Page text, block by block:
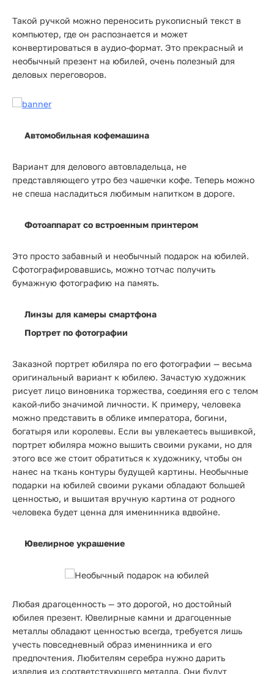
Такой ручкой можно переносить рукописный текст в
компьютер, где он распознается и может
конвертироваться в аудио-формат. Это прекрасный и
необычный презент на юбилей, очень полезный для
деловых переговоров.
Автомобильная кофемашина
Вариант для делового автовладельца, не
представляющего утро без чашечки кофе. Теперь можно
не спеша насладиться любимым напитком в дороге.
Фотоаппарат со встроенным принтером
Это просто забавный и необычный подарок на юбилей.
Сфотографировавшись, можно тотчас получить
бумажную фотографию на память.
Линзы для камеры смартфона
Портрет по фотографии
Заказной портрет юбиляра по его фотографии — весьма
оригинальный вариант к юбилею. Зачастую художник
рисует лицо виновника торжества, соединяя его с телом
какой-либо значимой личности. К примеру, человека
можно представить в облике императора, богини,
богатыря или королевы. Если вы увлекаетесь вышивкой,
портрет юбиляра можно вышить своими руками, но для
этого все же стоит обратиться к художнику, чтобы он
нанес на ткань контуры будущей картины. Необычные
подарки на юбилей своими руками обладают большей
ценностью, и вышитая вручную картина от родного
человека будет ценна для именинника вдвойне.
Ювелирное украшение
Любая драгоценность — это дорогой, но достойный
юбилея презент. Ювелирные камни и драгоценные
металлы обладают ценностью всегда, требуется лишь
учесть повседневный образ именинника и его
предпочтения. Любителям серебра нужно дарить
изделия из соответствующего металла. Они будут